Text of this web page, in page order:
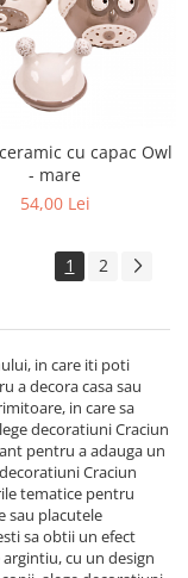
cu capac Owl
- mare
54,00 Lei
1 2
in care iti poti
a decora casa sau
in care sa
decoratiuni Craciun
pentru a adauga un
Craciun
tematice pentru
sau placutele
sa obtii un efect
cu un design